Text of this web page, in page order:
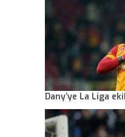
Dany’ye La Liga